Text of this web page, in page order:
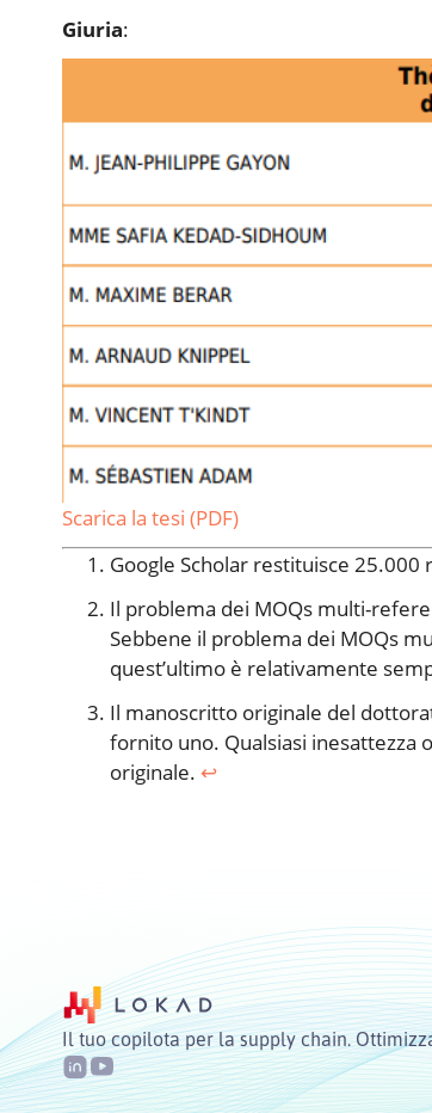
Giuria:
Scarica la tesi (PDF)
Google Scholar restituisce 25.000
Il problema dei MOQs multi-
Sebbene il problema dei MOQs
quest’ultimo è relativamente
Il manoscritto originale del
fornito uno. Qualsiasi inesattezza
originale. ↩︎
Il tuo copilota per la supply chain.